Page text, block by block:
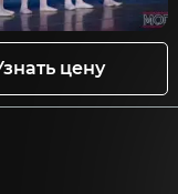
цену